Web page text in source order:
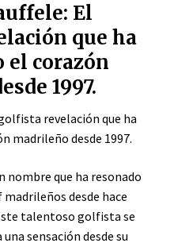
El
que ha
el corazón
1997.
revelación que ha
madrileño desde 1997.
nombre que ha resonado
desde hace
talentoso golfista se
sensación desde su